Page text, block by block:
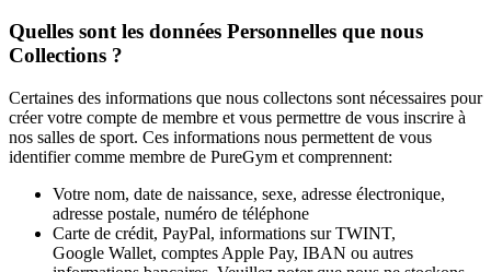
Quelles sont les données Personnelles que nous
Collections ?
Certaines des informations que nous collectons sont nécessaires pour
créer votre compte de membre et vous permettre de vous inscrire à
nos salles de sport. Ces informations nous permettent de vous
identifier comme membre de PureGym et comprennent:
Votre nom, date de naissance, sexe, adresse électronique,
adresse postale, numéro de téléphone
Carte de crédit, PayPal, informations sur TWINT,
Google Wallet, comptes Apple Pay, IBAN ou autres